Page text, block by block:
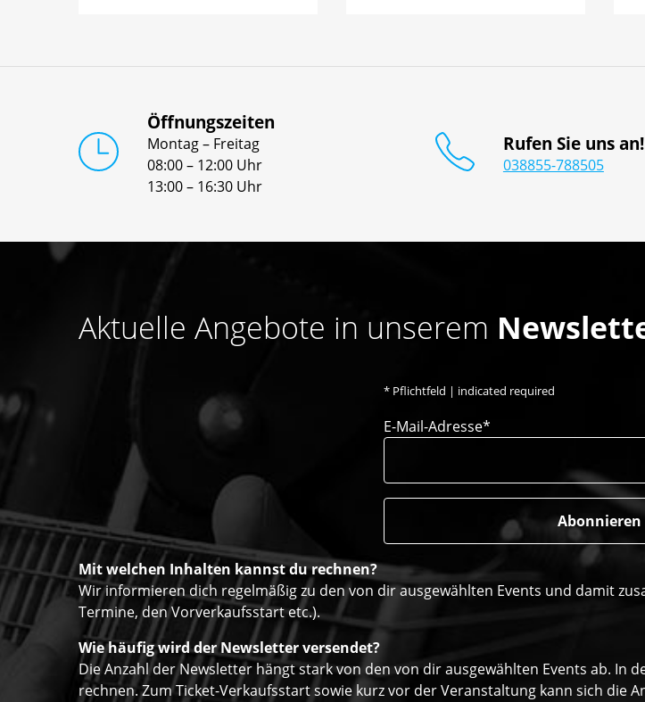
Öffnungszeiten
Montag – Freitag
08:00 – 12:00 Uhr
13:00 – 16:30 Uhr
Rufen Sie uns an!
038855-788505
Aktuelle Angebote in unserem
*Pflichtfeld | indicated required
E-Mail-Adresse*
Mit welchen Inhalten kannst du rechnen?
Wir informieren dich regelmäßig zu den von dir ausgewählten Events und damit
Termine, den Vorverkaufsstart etc.).
Wie häufig wird der Newsletter versendet?
Die Anzahl der Newsletter hängt stark von den von dir ausgewählten Events ab.
rechnen. Zum Ticket-Verkaufsstart sowie kurz vor der Veranstaltung kann sich die